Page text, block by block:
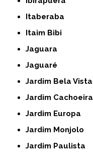
Itaberaba
Itaim Bibi
Jaguara
Jaguaré
Jardim Bela Vista
Jardim Cachoeira
Jardim Europa
Jardim Monjolo
Jardim Paulista